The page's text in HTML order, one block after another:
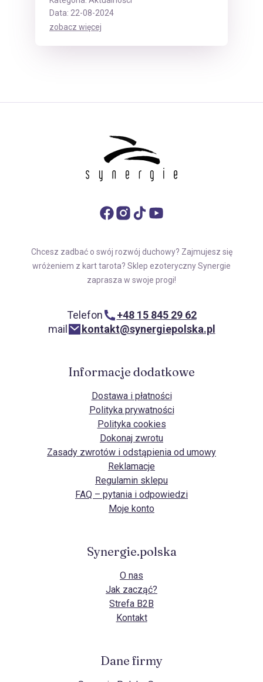
Data: 22-08-2024
zobacz więcej
Chcesz zadbać o swój rozwój duchowy? Zajmujesz się
wróżeniem z kart tarota? Sklep ezoteryczny Synergie
zaprasza w swoje progi!
Telefon
+48 15 845 29 62
mail
kontakt@synergiepolska.pl
Informacje dodatkowe
Dostawa i płatności
Polityka prywatności
Polityka cookies
Dokonaj zwrotu
Zasady zwrotów i odstąpienia od umowy
Reklamacje
Regulamin sklepu
FAQ – pytania i odpowiedzi
Moje konto
Synergie.polska
O nas
Jak zacząć?
Strefa B2B
Kontakt
Dane firmy